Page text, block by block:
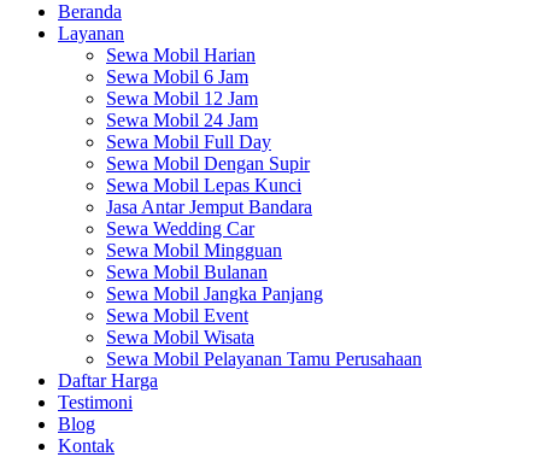
Beranda
Layanan
Sewa Mobil Harian
Sewa Mobil 6 Jam
Sewa Mobil 12 Jam
Sewa Mobil 24 Jam
Sewa Mobil Full Day
Sewa Mobil Dengan Supir
Sewa Mobil Lepas Kunci
Jasa Antar Jemput Bandara
Sewa Wedding Car
Sewa Mobil Mingguan
Sewa Mobil Bulanan
Sewa Mobil Jangka Panjang
Sewa Mobil Event
Sewa Mobil Wisata
Sewa Mobil Pelayanan Tamu Perusahaan
Daftar Harga
Testimoni
Blog
Kontak